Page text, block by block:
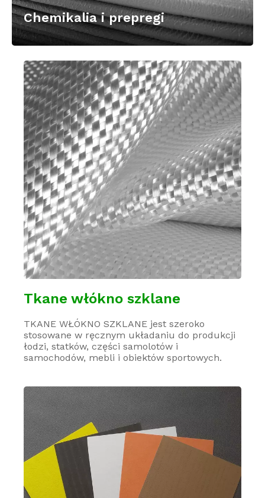
Chemikalia i prepregi
Tkane włókno szklane
TKANE WŁÓKNO SZKLANE jest szeroko
stosowane w ręcznym układaniu do produkcji
łodzi, statków, części samolotów i
samochodów, mebli i obiektów sportowych.